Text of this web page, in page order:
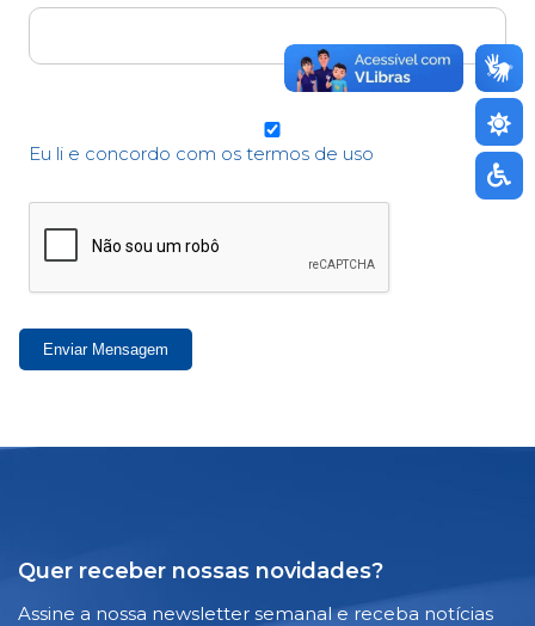
Eu li e concordo com os termos de uso
Enviar Mensagem
Quer receber nossas novidades?
Assine a nossa newsletter semanal e receba notícias